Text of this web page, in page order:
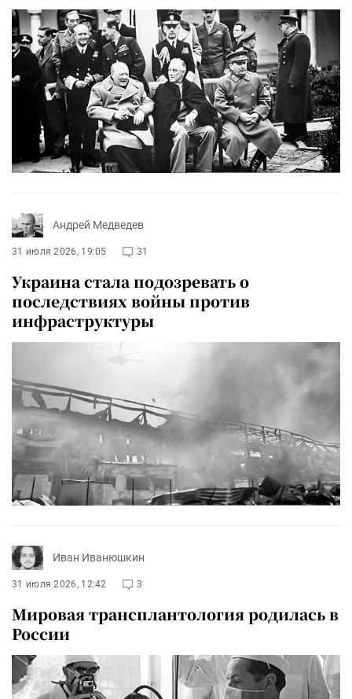
Андрей Медведев
31 июля 2026, 19:05 31
Украина стала подозревать о
последствиях войны против
инфраструктуры
Иван Иванюшкин
31 июля 2026, 12:42 3
Мировая трансплантология родилась в
России